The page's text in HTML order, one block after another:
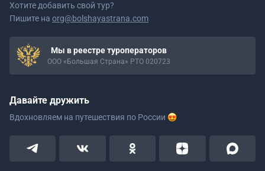
Хотите добавить свой тур?
Пишите на org@bolshayastrana.com
Мы в реестре туроператоров
ООО «Большая Страна» РТО 020723
Давайте дружить
Вдохновляем на путешествия по России